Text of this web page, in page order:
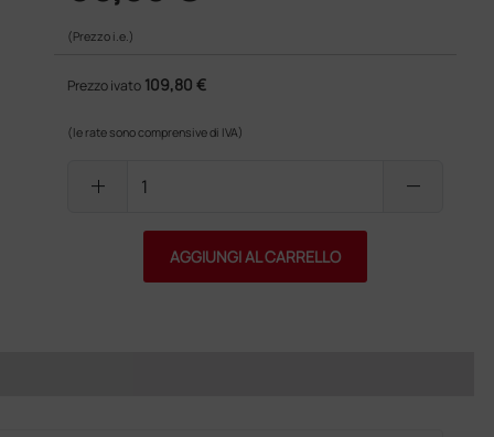
(Prezzo i.e.)
Prezzo ivato 109,80 €
(le rate sono comprensive di IVA)
add remove
AGGIUNGI AL CARRELLO